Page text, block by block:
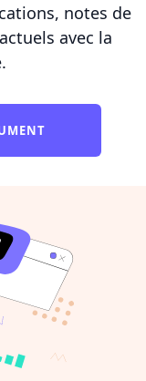
notes de
avec la